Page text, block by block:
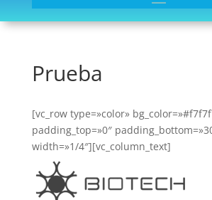
Prueba
[vc_row type=»color»
padding_top=»0″
width=»1/4″][vc_column_text]